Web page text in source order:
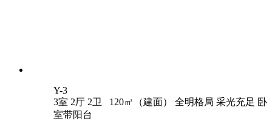
Y-3
3室 2厅 2卫 120㎡（建面）
全明格局 采光充足 卧
室带阳台